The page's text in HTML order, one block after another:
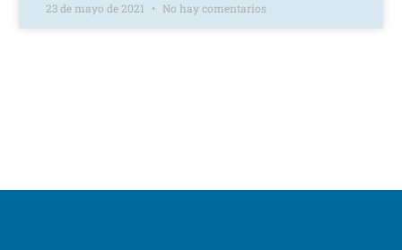
23 de mayo de 2021 No hay comentarios